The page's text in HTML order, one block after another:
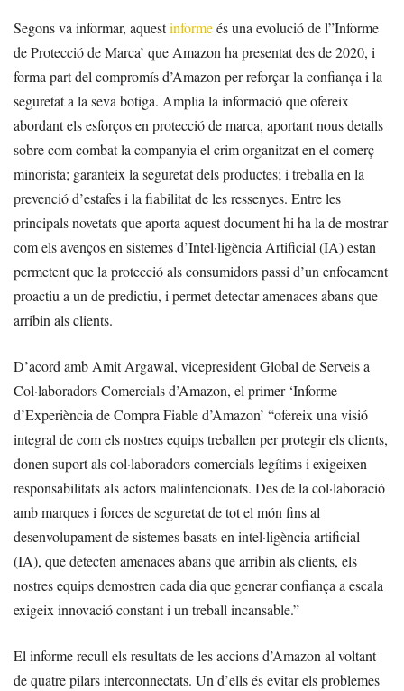
Segons va informar, aquestinformeés una evolució de l”Informe
de Protecció de Marca’ que Amazon ha presentat des de 2020, i
forma part del compromís d’Amazon per reforçar la confiança i la
seguretat a la seva botiga. Amplia la informació que ofereix
abordant els esforços en protecció de marca, aportant nous detalls
sobre com combat la companyia el crim organitzat en el comerç
minorista; garanteix la seguretat dels productes; i treballa en la
prevenció d’estafes i la fiabilitat de les ressenyes. Entre les
principals novetats que aporta aquest document hi ha la de mostrar
com els avenços en sistemes d’Intel·ligència Artificial (IA) estan
permetent que la protecció als consumidors passi d’un enfocament
proactiu a un de predictiu, i permet detectar amenaces abans que
arribin als clients.
D’acord amb Amit Argawal, vicepresident Global de Serveis a
Col·laboradors Comercials d’Amazon, el primer ‘Informe
d’Experiència de Compra Fiable d’Amazon’ “ofereix una visió
integral de com els nostres equips treballen per protegir els clients,
donen suport als col·laboradors comercials legítims i exigeixen
responsabilitats als actors malintencionats. Des de la col·laboració
amb marques i forces de seguretat de tot el món fins al
desenvolupament de sistemes basats en intel·ligència artificial
(IA), que detecten amenaces abans que arribin als clients, els
nostres equips demostren cada dia que generar confiança a escala
exigeix innovació constant i un treball incansable.”
El informe recull els resultats de les accions d’Amazon al voltant
de quatre pilars interconnectats. Un d’ells és evitar els problemes